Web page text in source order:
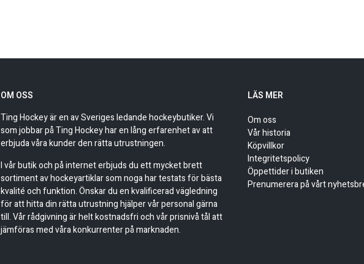
OM OSS
Ting Hockey är en av Sveriges ledande hockeybutiker. Vi
som jobbar på Ting Hockey har en lång erfarenhet av att
erbjuda våra kunder den rätta utrustningen.
I vår butik och på internet erbjuds du ett mycket brett
sortiment av hockeyartiklar som noga har testats för bästa
kvalité och funktion. Önskar du en kvalificerad vägledning
för att hitta din rätta utrustning hjälper vår personal gärna
till. Vår rådgivning är helt kostnadsfri och vår prisnivå tål att
jämföras med våra konkurrenter på marknaden.
LÄS MER
Om oss
Vår historia
Köpvillkor
Integritetspolicy
Öppettider i butiken
Prenumerera på vårt